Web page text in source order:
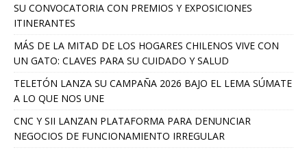
SU CONVOCATORIA CON PREMIOS Y EXPOSICIONES
ITINERANTES
MÁS DE LA MITAD DE LOS HOGARES CHILENOS VIVE CON
UN GATO: CLAVES PARA SU CUIDADO Y SALUD
TELETÓN LANZA SU CAMPAÑA 2026 BAJO EL LEMA SÚMATE
A LO QUE NOS UNE
CNC Y SII LANZAN PLATAFORMA PARA DENUNCIAR
NEGOCIOS DE FUNCIONAMIENTO IRREGULAR